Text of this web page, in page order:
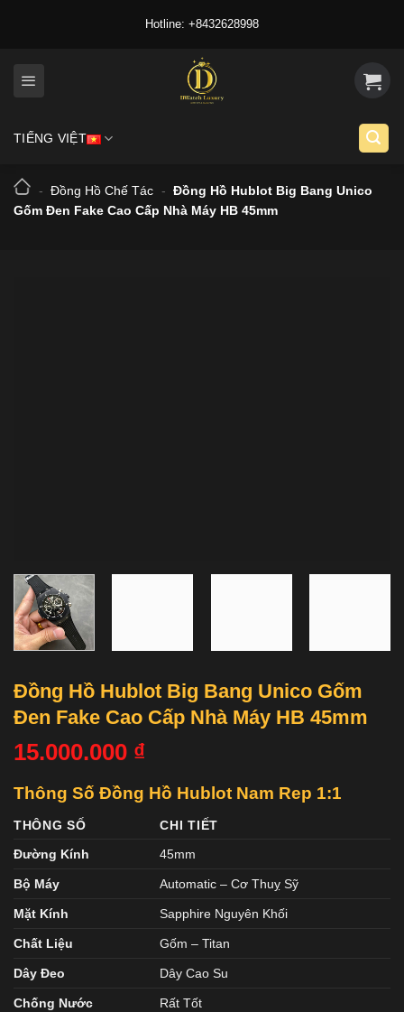
Hotline: +8432628998
TIẾNG VIỆT
- Đồng Hồ Chế Tác - Đồng Hồ Hublot Big Bang Unico
Gốm Đen Fake Cao Cấp Nhà Máy HB 45mm
Đồng Hồ Hublot Big Bang Unico Gốm
Đen Fake Cao Cấp Nhà Máy HB 45mm
15.000.000 ₫
Thông Số Đồng Hồ Hublot Nam Rep 1:1
THÔNG SỐ
CHI TIẾT
Đường Kính
45mm
Bộ Máy Automatic – Cơ Thuỵ Sỹ
Mặt Kính Sapphire Nguyên Khối
Chất Liệu Gốm – Titan
Dây Đeo Dây Cao Su
Chống Nước Rất Tốt